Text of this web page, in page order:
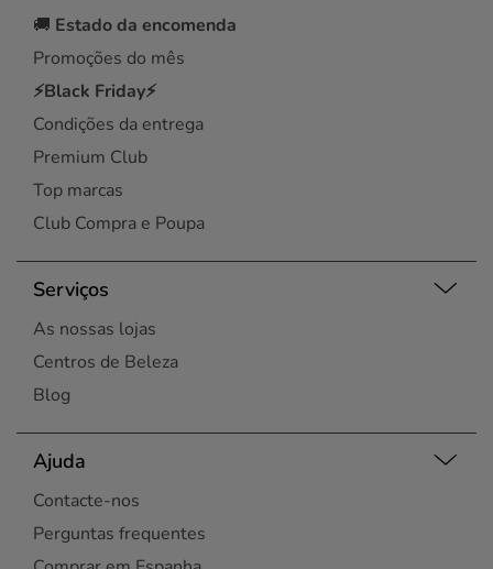
🚚 Estado da encomenda
Promoções do mês
⚡Black Friday⚡
Condições da entrega
Premium Club
Top marcas
Club Compra e Poupa
Serviços
As nossas lojas
Centros de Beleza
Blog
Ajuda
Contacte-nos
Perguntas frequentes